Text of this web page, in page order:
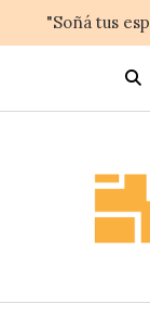
"Soñá tus